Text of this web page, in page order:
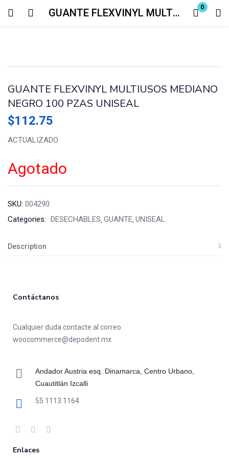
GUANTE FLEXVINYL MULTIUSOS MEDIANO NEGRO 100 PZAS UNISEAL 0
Login
Remember me
GUANTE FLEXVINYL MULTIUSOS MEDIANO
NEGRO 100 PZAS UNISEAL
$112.75
ACTUALIZADO
Agotado
SKU: 004290
Categories: DESECHABLES GUANTE UNISEAL
Description
Contáctanos
Cualquier duda contacte al correo
woocommerce@depodent.mx
Andador Austria esq. Dinamarca, Centro Urbano,
Cuautitlán Izcalli
55 1113 1164
Enlaces